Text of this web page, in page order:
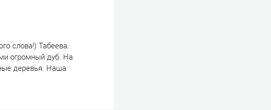
слова!) Табеева.
огромный дуб. На
деревья. Наша